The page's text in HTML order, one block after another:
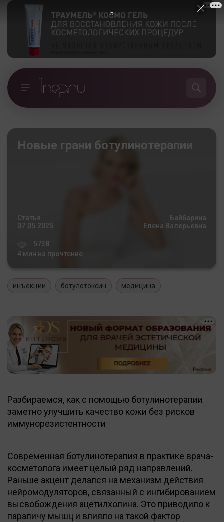
Новые грани ботулинотерапии
Статья
07.05.2025
5738
4 мин на прочтение
Байбарина
Елена Валерьевна
инъекции ботулотоксин медицина
Разбираемся, как с помощью ботулинотерапии
заметно улучшить качество кожи без рисков
иммунорезистентности
Современная ботулинотерапия в практике врача-
косметолога имеет целый ряд направлений.
Раньше акцент делался на механизм действия
нейромодуляторов, связанный с ингибированием
высвобождения ацетилхолина. Это приводило к
параличу мышц и влияло на такой фактор
4